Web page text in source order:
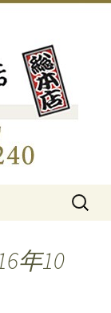
伊豆総
検
年10